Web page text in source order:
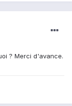
? Merci d'avance.